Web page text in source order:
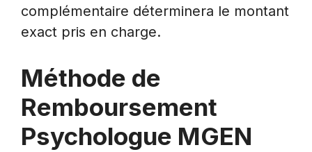
complémentaire déterminera le montant
exact pris en charge.
Méthode de
Remboursement
Psychologue MGEN